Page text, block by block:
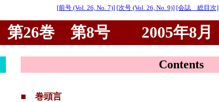
[前号 (Vol. 26, No. 7)] [次号 (Vol. 26, No. 9)] [会誌 総目次]
第26巻 第8号 2005年8月
Contents
■ 巻頭言